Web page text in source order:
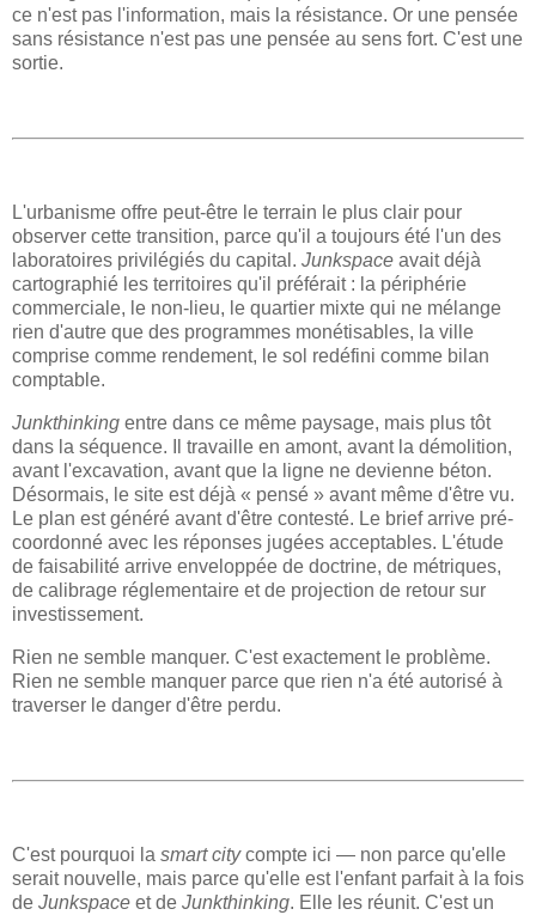
ce n'est pas l'information, mais la résistance. Or une pensée
sans résistance n'est pas une pensée au sens fort. C'est une
sortie.
L'urbanisme offre peut-être le terrain le plus clair pour
observer cette transition, parce qu'il a toujours été l'un des
laboratoires privilégiés du capital. Junkspace avait déjà
cartographié les territoires qu'il préférait : la périphérie
commerciale, le non-lieu, le quartier mixte qui ne mélange
rien d'autre que des programmes monétisables, la ville
comprise comme rendement, le sol redéfini comme bilan
comptable.
Junkthinking entre dans ce même paysage, mais plus tôt
dans la séquence. Il travaille en amont, avant la démolition,
avant l'excavation, avant que la ligne ne devienne béton.
Désormais, le site est déjà « pensé » avant même d'être vu.
Le plan est généré avant d'être contesté. Le brief arrive pré-
coordonné avec les réponses jugées acceptables. L'étude
de faisabilité arrive enveloppée de doctrine, de métriques,
de calibrage réglementaire et de projection de retour sur
investissement.
Rien ne semble manquer. C'est exactement le problème.
Rien ne semble manquer parce que rien n'a été autorisé à
traverser le danger d'être perdu.
C'est pourquoi la smart citycompte ici — non parce qu'elle
serait nouvelle, mais parce qu'elle est l'enfant parfait à la fois
de Junkspace et de Junkthinking. Elle les réunit. C'est un